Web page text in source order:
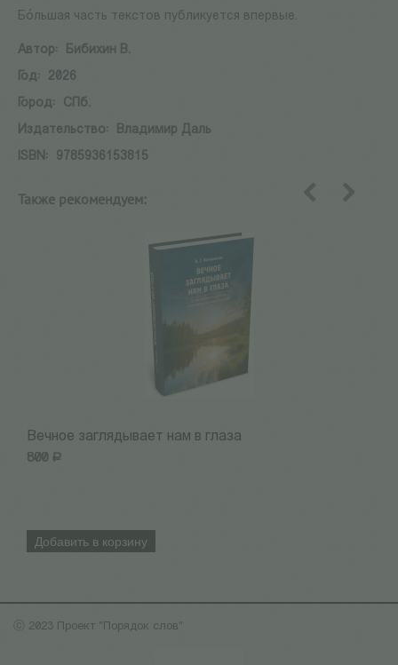
Бóльшая часть текстов публикуется впервые.
Автор:
Бибихин В.
Год:
2026
Город:
СПб.
Издательство:
Владимир Даль
ISBN:
9785936153815
Также рекомендуем:
Вечное заглядывает нам в глаза
800 Р
Добавить в корзину
ⓒ 2023 Проект "Порядок слов"